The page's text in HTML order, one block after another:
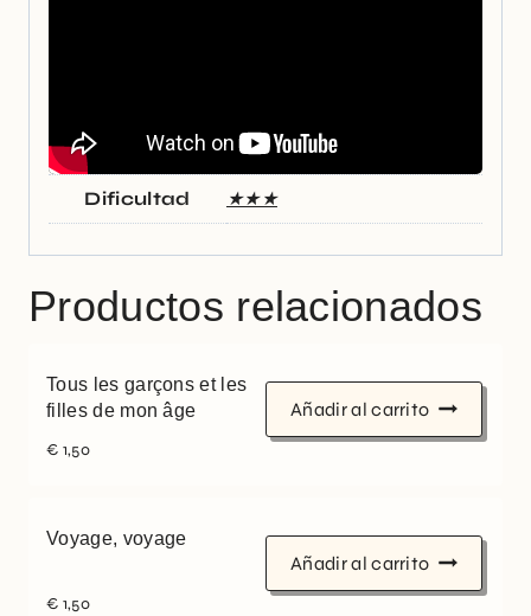
Dificultad ★★★
Productos relacionados
Tous les garçons et les
filles de mon âge
€ 1,50
Añadir al carrito
Voyage, voyage
€ 1,50
Añadir al carrito